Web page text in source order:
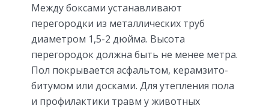
Между боксами устанавливают
перегородки из металлических труб
диаметром 1,5-2 дюйма. Высота
перегородок должна быть не менее метра.
Пол покрывается асфальтом, керамзито-
битумом или досками. Для утепления пола
и профилактики травм у животных